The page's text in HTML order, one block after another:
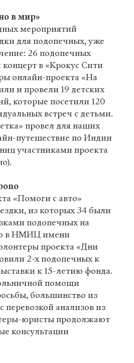
в мир»
мероприятий
для подопечных, уже
26 подопечных
концерт в «Крокус Сити
онлайн-проекта «На
и провели 19 детских
которые посетили 120
встреч с детьми.
провел для наших
путешествие по Индии
участниками проекта
«Помоги с авто»
из которых 34 были
подопечных на
в НМИЦ имени
проекта «Дни
2-х подопечных к
к 15-летию фонда.
помощи
большинство из
перевозкой анализов из
юристы продолжают
консультации